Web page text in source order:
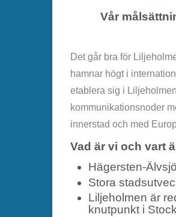
Vår
Det går bra för
hamnar högt i
etablera sig i
kommunikationsnoder
innerstad och med
Vad är vi och vart
Hägersten-
Stora
Liljeholmen är
knutpunkt i